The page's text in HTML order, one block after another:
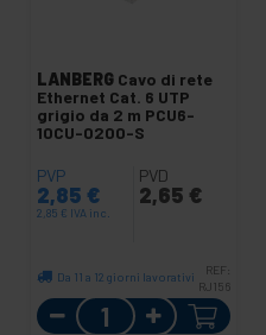
LANBERG Cavo di rete
Ethernet Cat. 6 UTP
grigio da 2 m PCU6-
10CU-0200-S
PVP
2,85 €
2,85 € IVA inc.
PVD
2,65 €
Da 11 a 12 giorni lavorativi
REF:
RJ156
Quantità